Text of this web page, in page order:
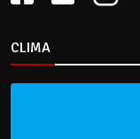
CLIMA